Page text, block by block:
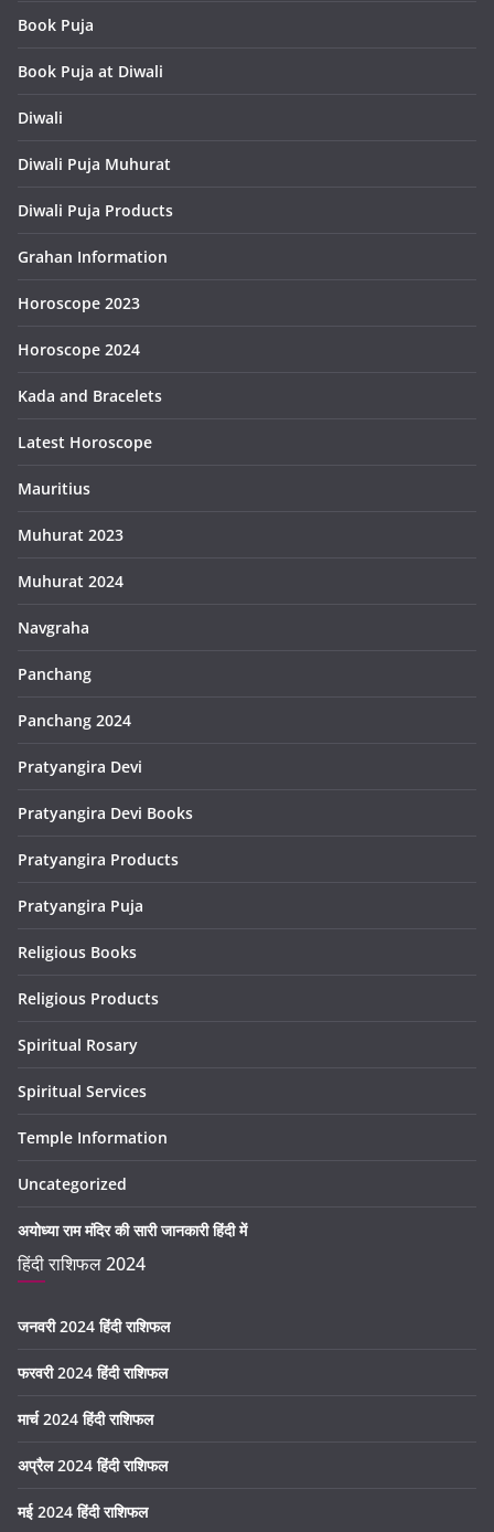
Book Puja
Book Puja at Diwali
Diwali
Diwali Puja Muhurat
Diwali Puja Products
Grahan Information
Horoscope 2023
Horoscope 2024
Kada and Bracelets
Latest Horoscope
Mauritius
Muhurat 2023
Muhurat 2024
Navgraha
Panchang
Panchang 2024
Pratyangira Devi
Pratyangira Devi Books
Pratyangira Products
Pratyangira Puja
Religious Books
Religious Products
Spiritual Rosary
Spiritual Services
Temple Information
Uncategorized
अयोध्या राम मंदिर की सारी जानकारी हिंदी में
हिंदी राशिफल 2024
जनवरी 2024 हिंदी राशिफल
फरवरी 2024 हिंदी राशिफल
मार्च 2024 हिंदी राशिफल
अप्रैल 2024 हिंदी राशिफल
मई 2024 हिंदी राशिफल